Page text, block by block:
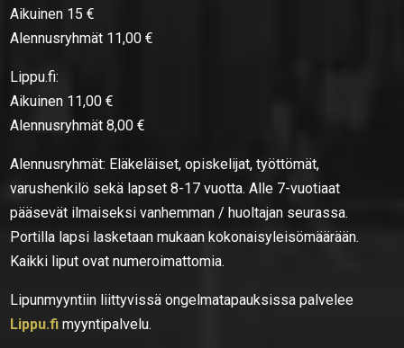
Aikuinen 15 €
Alennusryhmät 11,00 €
Lippu.fi:
Aikuinen 11,00 €
Alennusryhmät 8,00 €
Alennusryhmät: Eläkeläiset, opiskelijat, työttömät,
varushenkilö sekä lapset 8-17 vuotta. Alle 7-vuotiaat
pääsevät ilmaiseksi vanhemman / huoltajan seurassa.
Portilla lapsi lasketaan mukaan kokonaisyleisömäärään.
Kaikki liput ovat numeroimattomia.
Lipunmyyntiin liittyvissä ongelmatapauksissa palvelee
Lippu.fi myyntipalvelu.